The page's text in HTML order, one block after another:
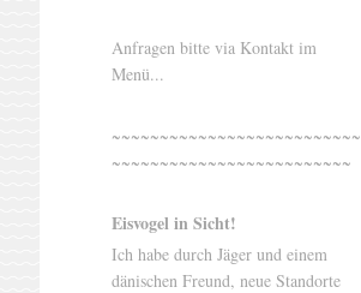
Anfragen bitte via Kontakt im
Menü...
~~~~~~~~~~~~~~~~~~~~~~~~~~
~~~~~~~~~~~~~~~~~~~~~~~~~
Eisvogel in Sicht!
Ich habe durch Jäger und einem
dänischen Freund, neue Standorte